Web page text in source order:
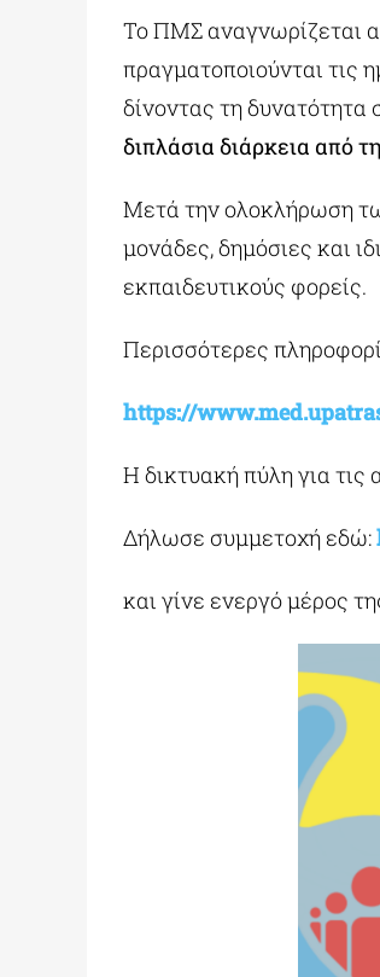
Το ΠΜΣ αναγνωρίζεται
πραγματοποιούνται
δίνοντας τη
διπλάσια διάρκεια από
Μετά την ολοκλήρωση
μονάδες, δημόσιες και
εκπαιδευτικούς φορείς.
Περισσότερες
https://
Η δικτυακή πύλη για τις
Δήλωσε συμμετοχή εδώ:
και γίνε ενεργό μέρος